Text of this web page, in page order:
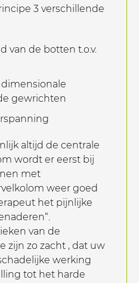
3 verschillende
van de botten t.o.v.
gewrichten
altijd de centrale
wordt er eerst bij
met
weer goed
het pijnlijke
van de
zijn zo zacht , dat uw
werking
tot het harde